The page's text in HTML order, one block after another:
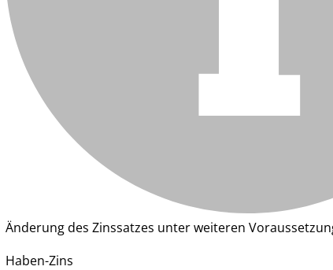
Änderung des Zinssatzes unter weiteren
Haben-Zins